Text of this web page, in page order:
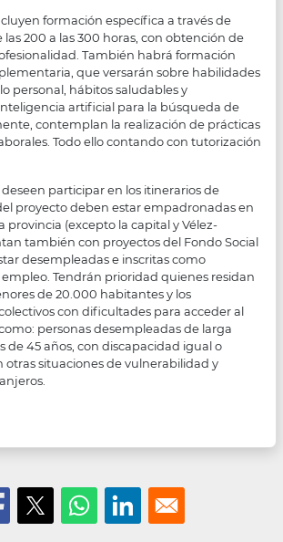
formación específica a través de
las 200 a las 300 horas, con obtención de
También habrá formación
que versarán sobre habilidades
personal, hábitos saludables y
artificial para la búsqueda de
contemplan la realización de prácticas
Todo ello contando con tutorización
participar en los itinerarios de
proyecto deben estar empadronadas en
provincia (excepto la capital y Vélez-
también con proyectos del Fondo Social
desempleadas e inscritas como
Tendrán prioridad quienes residan
de 20.000 habitantes y los
con dificultades para acceder al
personas desempleadas de larga
de 45 años, con discapacidad igual o
otras situaciones de vulnerabilidad y